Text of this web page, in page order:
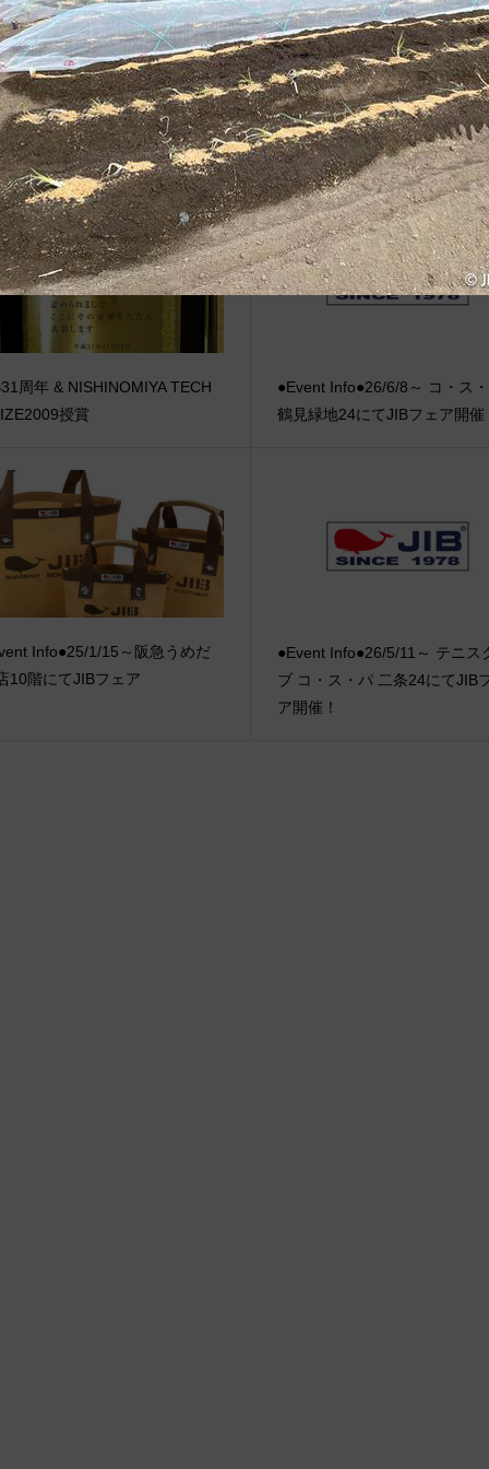
体アワード Bronze受賞
☆JIB Group Info☆20/9/28~【
要】JIB本店・船坂店限定カラ
ーダーサービス休止...
周年 & NISHINOMIYA TECH
授賞
●Event Info●26/6/8～ コ・ス
鶴見緑地24にてJIBフェア開催
Info●25/1/15～阪急うめだ
10階にてJIBフェア
●Event Info●26/5/11～ テニス
ブ コ・ス・パ 二条24にてJIB
ア開催！